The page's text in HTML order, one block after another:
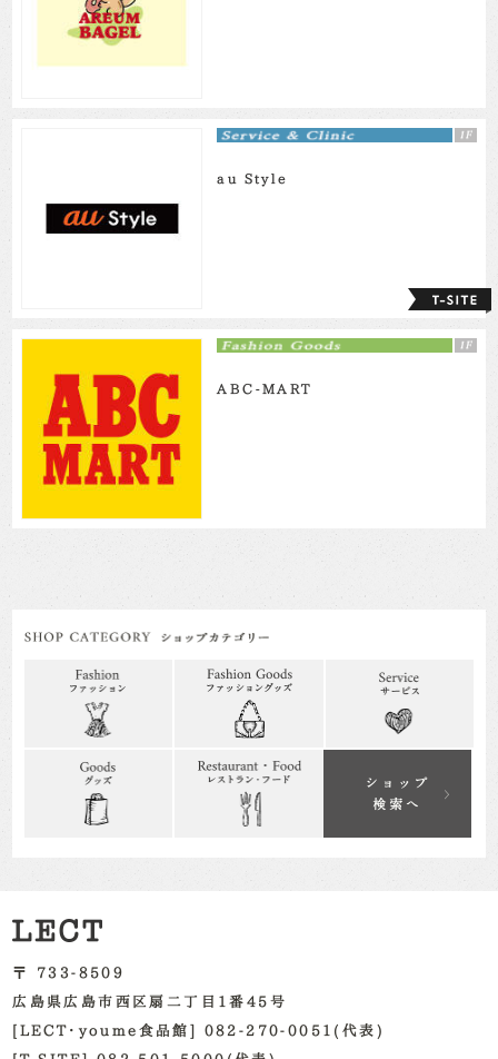
au Style
ABC-MART
〒 733-8509
広島県広島市西区扇二丁目1番45号
[LECT・youme食品館] 082-270-0051(代表)